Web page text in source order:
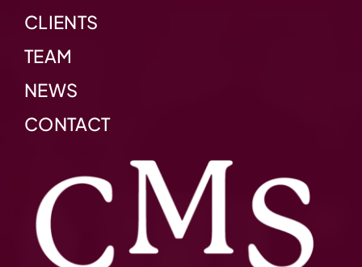
CLIENTS
TEAM
NEWS
CONTACT